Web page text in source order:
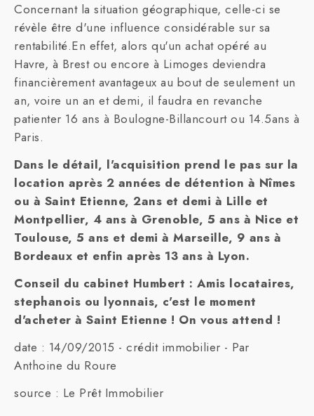
Concernant la situation géographique, celle-ci se
révèle être d'une influence considérable sur sa
rentabilité.En effet, alors qu'un achat opéré au
Havre, à Brest ou encore à Limoges deviendra
financièrement avantageux au bout de seulement un
an, voire un an et demi, il faudra en revanche
patienter 16 ans à Boulogne-Billancourt ou 14.5ans à
Paris.
Dans le détail, l'acquisition prend le pas sur la
location après 2 années de détention à Nîmes
ou à Saint Etienne, 2ans et demi à Lille et
Montpellier, 4 ans à Grenoble, 5 ans à Nice et
Toulouse, 5 ans et demi à Marseille, 9 ans à
Bordeaux et enfin après 13 ans à Lyon.
Conseil du cabinet Humbert : Amis locataires,
stephanois ou lyonnais, c'est le moment
d'acheter à Saint Etienne ! On vous attend !
date : 14/09/2015 - crédit immobilier - Par
Anthoine du Roure
source : Le Prêt Immobilier